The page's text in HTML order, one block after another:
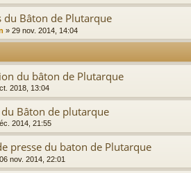
du Bâton de Plutarque
» 29 nov. 2014, 14:04
du bâton de Plutarque
2018, 13:04
Bâton de plutarque
2014, 21:55
presse du baton de Plutarque
06 nov. 2014, 22:01